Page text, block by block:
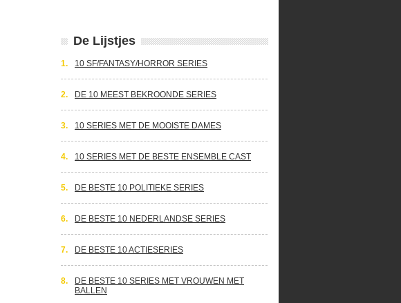
De Lijstjes
1. 10 SF/FANTASY/HORROR SERIES
2. DE 10 MEEST BEKROONDE SERIES
3. 10 SERIES MET DE MOOISTE DAMES
4. 10 SERIES MET DE BESTE ENSEMBLE CAST
5. DE BESTE 10 POLITIEKE SERIES
6. DE BESTE 10 NEDERLANDSE SERIES
7. DE BESTE 10 ACTIESERIES
8.
DE BESTE 10 SERIES MET VROUWEN MET
BALLEN